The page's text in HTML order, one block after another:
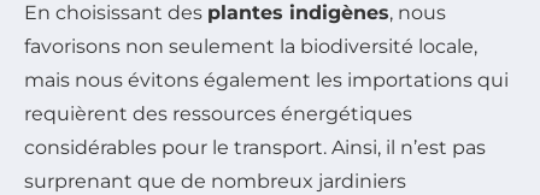
En choisissant des plantes indigènes, nous
favorisons non seulement la biodiversité locale,
mais nous évitons également les importations qui
requièrent des ressources énergétiques
considérables pour le transport. Ainsi, il n’est pas
surprenant que de nombreux jardiniers